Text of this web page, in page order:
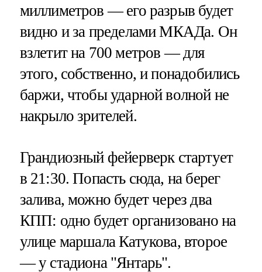
миллиметров — его разрыв будет
видно и за пределами МКАДа. Он
взлетит на 700 метров — для
этого, собственно, и понадобились
баржи, чтобы ударной волной не
накрыло зрителей.
Грандиозный фейерверк стартует
в 21:30. Попасть сюда, на берег
залива, можно будет через два
КПП: одно будет организовано на
улице маршала Катукова, второе
— у стадиона "Янтарь".